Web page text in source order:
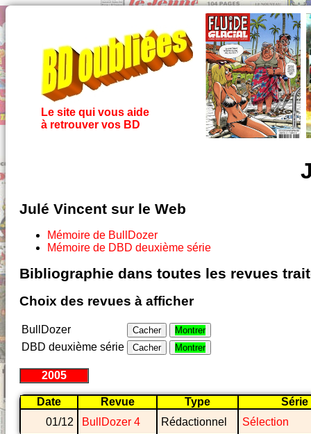
Le site qui vous aide
à retrouver vos BD
Julé Vincent sur le Web
Mémoire de BullDozer
Mémoire de DBD deuxième série
Bibliographie dans toutes les revues
Choix des revues à afficher
BullDozer Cacher Montrer
DBD deuxième série Cacher Montrer
2005
Date Revue Type
Série
01/12
BullDozer 4 Rédactionnel Sélection